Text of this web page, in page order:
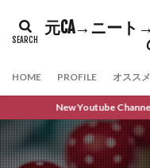
元CA→ニート
HOME PROFILE オスス
New Youtube Channel